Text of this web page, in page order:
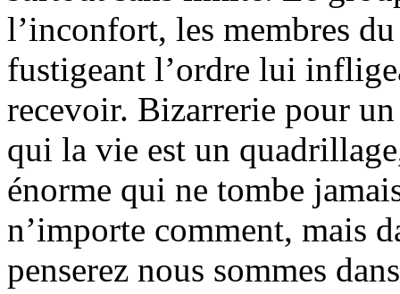
l’inconfort, les membres
fustigeant l’ordre lui
recevoir. Bizarrerie pour
qui la vie est un
énorme qui ne tombe
n’importe comment, mais
penserez nous sommes